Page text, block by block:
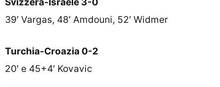
Svizzera-Israele 3-0
39′ Vargas, 48′ Amdouni, 52′ Widmer
Turchia-Croazia 0-2
20′ e 45+4′ Kovavic